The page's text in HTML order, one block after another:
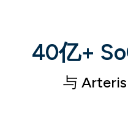
40亿+
与